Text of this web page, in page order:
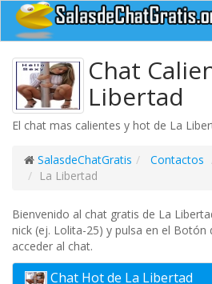
Chat
Libertad
El chat mas calientes y hot de La
SalasdeChatGratis Contactos
La Libertad
Bienvenido al chat gratis de La
nick (ej. Lolita-25) y pulsa en el Botón
acceder al chat.
Chat Hot de La Libertad